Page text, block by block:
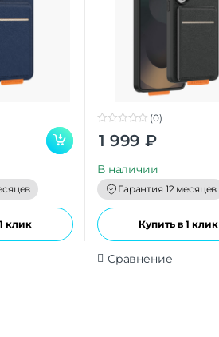
клик
o
(0)
1 999 ₽
В наличии
Гарантия 12 месяцев
Купить в 1 клик
Сравнение